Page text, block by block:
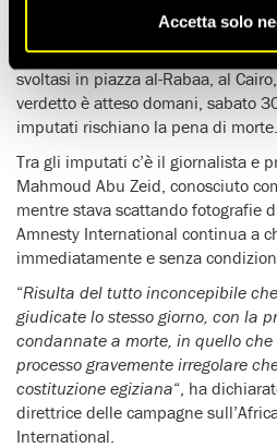
Accetta solo
giustizia” il processo di massa nei
imputate di vari reati in relazione
svoltasi in piazza al-Rabaa, al
verdetto è atteso domani, sabato
imputati rischiano la pena di morte.
Tra gli imputati c’è il giornalista e
Mahmoud Abu Zeid, conosciuto
mentre stava scattando fotografie
Amnesty International continua a
immediatamente e senza
“Risulta del tutto inconcepibile
giudicate lo stesso giorno, con la
condannate a morte, in quello
processo gravemente irregolare
costituzione egiziana“, ha
direttrice delle campagne
International.